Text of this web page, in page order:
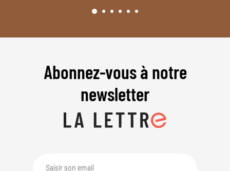
Abonnez-vous à notre
newsletter